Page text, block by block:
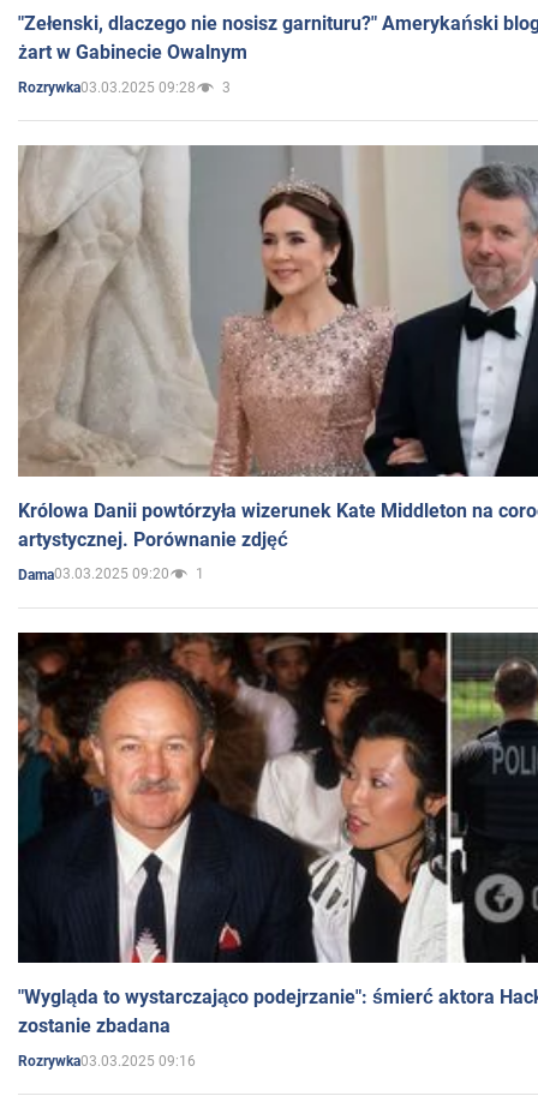
"Zełenski, dlaczego nie nosisz garnituru?" Amerykański
żart w Gabinecie Owalnym
Rozrywka03.03.2025 09:28 3
Królowa Danii powtórzyła wizerunek Kate Middleton na
artystycznej. Porównanie zdjęć
Dama03.03.2025 09:20 1
"Wygląda to wystarczająco podejrzanie": śmierć aktora
zostanie zbadana
Rozrywka03.03.2025 09:16